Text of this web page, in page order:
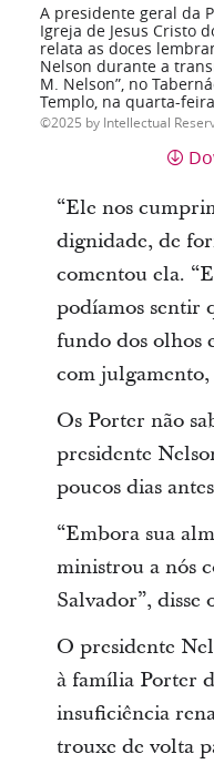
A presidente geral da
Igreja de Jesus Cristo
relata as doces
Nelson durante a
M. Nelson”, no
Templo, na quarta-
2025 by Intellectual
“Ele nos
dignidade, de
comentou ela.
podíamos sentir
fundo dos olhos
com julgamento,
Os Porter não
presidente
poucos dias
“Embora sua
ministrou a nós
Salvador”, disse
O presidente
à família Porter
insuficiência
trouxe de volta